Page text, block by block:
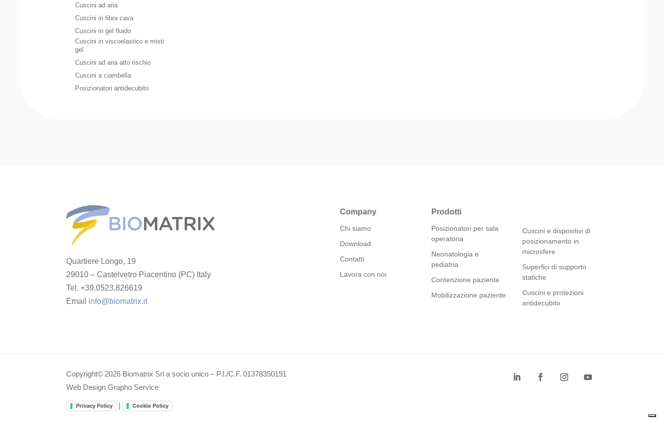
Cuscini ad aria
Cuscini in fibra cava
Cuscini in gel fluido
Cuscini in viscoelastico e misti
gel
Cuscini ad aria alto rischio
Cuscini a ciambella
Posizionatori antidecubito
Quartiere Longo, 19
29010 – Castelvetro Piacentino (PC) Italy
Tel. +39.0523.826619
Email info@biomatrix.it
Company
Chi siamo
Download
Contatti
Lavora con noi
Prodotti
Posizionatori per sala
operatoria
Neonatologia e
pediatria
Contenzione paziente
Mobilizzazione paziente
Cuscini e dispositivi di
posizionamento in
microsfere
Superfici di supporto
statiche
Cuscini e protezioni
antidecubito
Copyright© 2026 Biomatrix Srl a socio unico – P.I./C.F. 01378350191
Web Design Grapho Service
Privacy Policy | Cookie Policy